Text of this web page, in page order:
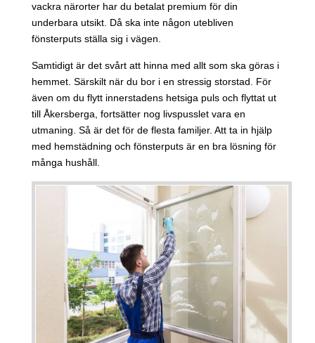
vackra närorter har du betalat premium för din
underbara utsikt. Då ska inte någon utebliven
fönsterputs ställa sig i vägen.
Samtidigt är det svårt att hinna med allt som ska göras i
hemmet. Särskilt när du bor i en stressig storstad. För
även om du flytt innerstadens hetsiga puls och flyttat ut
till Åkersberga, fortsätter nog livspusslet vara en
utmaning. Så är det för de flesta familjer. Att ta in hjälp
med hemstädning och fönsterputs är en bra lösning för
många hushåll.